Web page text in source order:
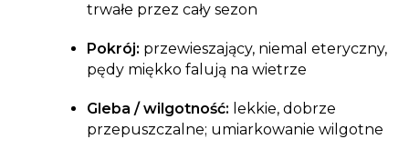
trwałe przez cały sezon
Pokrój: przewieszający, niemal eteryczny,
pędy miękko falują na wietrze
Gleba / wilgotność: lekkie, dobrze
przepuszczalne; umiarkowanie wilgotne